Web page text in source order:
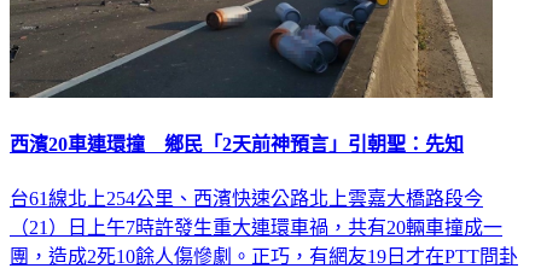
西濱20車連環撞 鄉民「2天前神預言」引朝聖：先知
台61線北上254公里、西濱快速公路北上雲嘉大橋路段今
（21）日上午7時許發生重大連環車禍，共有20輛車撞成一
團，造成2死10餘人傷慘劇。正巧，有網友19日才在PTT問卦